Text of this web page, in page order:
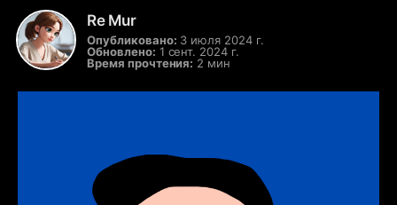
Re Mur
Опубликовано: 3 июля 2024 г.
Обновлено: 1 сент. 2024 г.
Время прочтения: 2 мин